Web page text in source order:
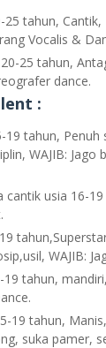
25 tahun,
Vocalis &
25 tahun,
dance.
:
19 tahun,
WAJIB: Jago
cantik usia 16-
WAJIB:
19 tahun,
19 tahun,
suka pamer,